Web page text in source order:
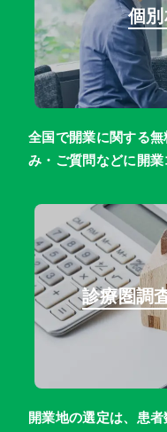
個
全国で開業に関する
み・ご質問などに開業
診療圏調
開業地の選定は、患